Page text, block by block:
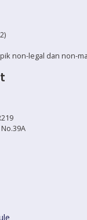
non-legal dan non-